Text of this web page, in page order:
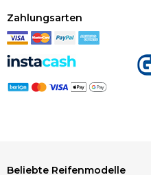
Zahlungsarten
Beliebte Reifenmodelle